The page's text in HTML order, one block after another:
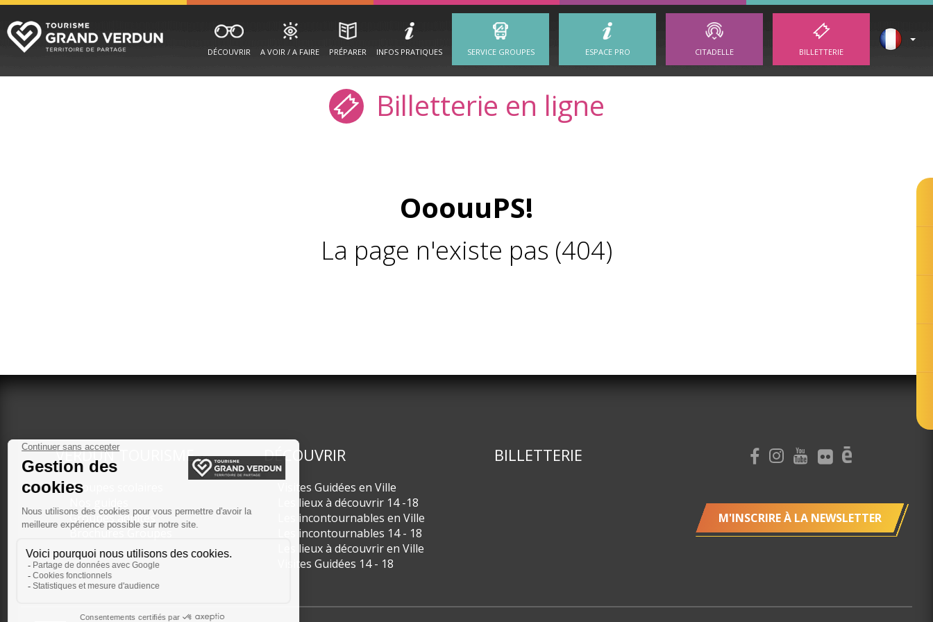
DÉCOUVRIR A VOIR / A FAIRE PRÉPARER INFOS PRATIQUES SERVICE GROUPES ESPACE PRO CITADELLE BILLETTERIE
Billetterie en ligne
OoouuPS!
La page n'existe pas (404)
VERDUN TOURISME
Groupes scolaires
Groupes adultes
Brochures Groupes
DÉCOUVRIR
Visites Guidées en Ville
Les lieux à découvrir 14 -18
Les incontournables en Ville
Les incontournables 14 - 18
Les lieux à découvrir en Ville
Visites Guidées 14 - 18
BILLETTERIE
M'INSCRIRE À LA NEWSLETTER